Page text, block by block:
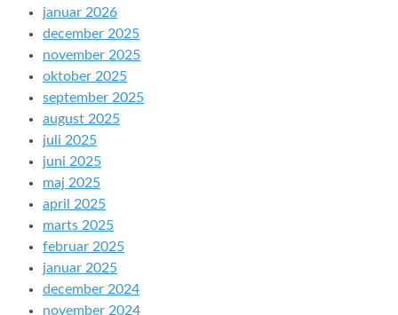
januar 2026
december 2025
november 2025
oktober 2025
september 2025
august 2025
juli 2025
juni 2025
maj 2025
april 2025
marts 2025
februar 2025
januar 2025
december 2024
november 2024